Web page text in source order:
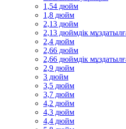
1,54 дюйм
1,8 дюйм
2,13 дюйм
2,13 дюймдік
2,4 дюйм
2,66 дюйм
2,66 дюймдік
2,9 дюйм
3 дюйм
3,5 дюйм
3,7 дюйм
4,2 дюйм
4,3 дюйм
4,4 дюйм